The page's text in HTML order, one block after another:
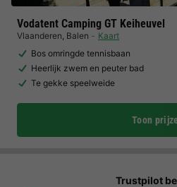
Vodatent Camping GT Keiheuvel
Vlaanderen, Balen
Kaart
Bos omringde tennisbaan
Heerlijk zwem en peuter bad
Te gekke speelweide
Toon
Trustpilot